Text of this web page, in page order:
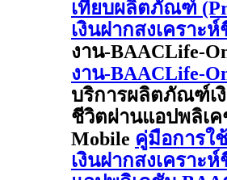
เทียบผลิตภัณฑ์
เงินฝากสงเคราะ
งาน-BAACLife-
งาน-BAACLife-
บริการผลิตภัณฑ์เ
ชีวิตผ่านแอปพลิเ
Mobile คู่มือการใ
เงินฝากสงเคราะ